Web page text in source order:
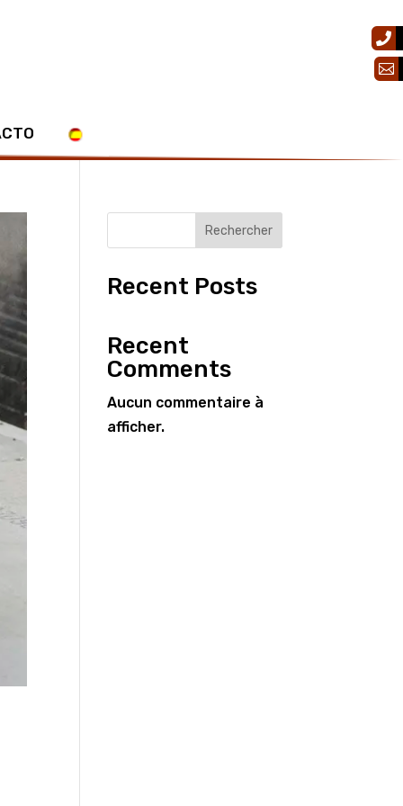


Rechercher
Recent Posts
Recent
Comments
Aucun commentaire à
afficher.